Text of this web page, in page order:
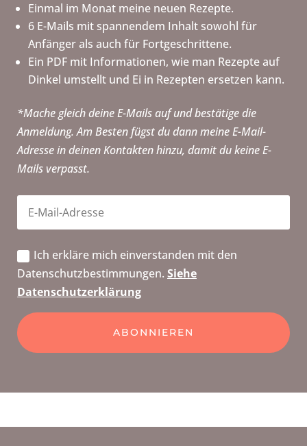
Einmal im Monat meine neuen Rezepte.
6 E-Mails mit spannendem Inhalt sowohl für
Anfänger als auch für Fortgeschrittene.
Ein PDF mit Informationen, wie man Rezepte auf
Dinkel umstellt und Ei in Rezepten ersetzen kann.
*Mache gleich deine E-Mails auf und bestätige die
Anmeldung. Am Besten fügst du dann meine E-Mail-
Adresse in deinen Kontakten hinzu, damit du keine E-
Mails verpasst.
Ich erkläre mich einverstanden mit den
Datenschutzbestimmungen. Siehe
Datenschutzerklärung
ABONNIEREN